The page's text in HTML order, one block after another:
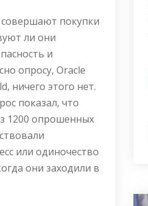
покупки
ли они
и
опросу, Oracle
ничего этого нет.
показал, что
1200 опрошенных
или одиночество
они заходили в